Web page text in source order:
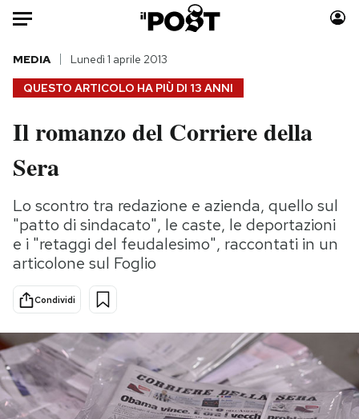
HOME
Italia
Politica
Tecnologia
Internet
Scienza
Cultura
Economia
Moda
Storie/Idee
Ok Boomer!
Media
PODCAST
QUESTO ARTICOLO HA PIÙ DI 13 ANNI
MEDIA Lunedì 1 aprile 2013
Il romanzo del Corriere della
Sera
Lo scontro tra redazione e azienda, quello sul
"patto di sindacato", le caste, le deportazioni
e i "retaggi del feudalesimo", raccontati in un
articolone sul Foglio
Condividi